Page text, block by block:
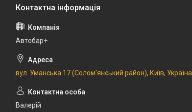
Автобар+
вул. Уманська 17 (Солом'янський район), Київ, Україна
Валерій